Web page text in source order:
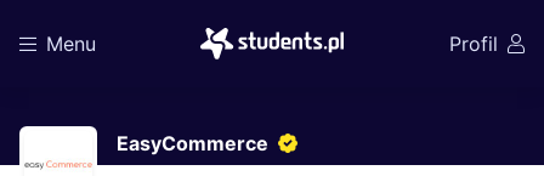
Menu Profil
EasyCommerce